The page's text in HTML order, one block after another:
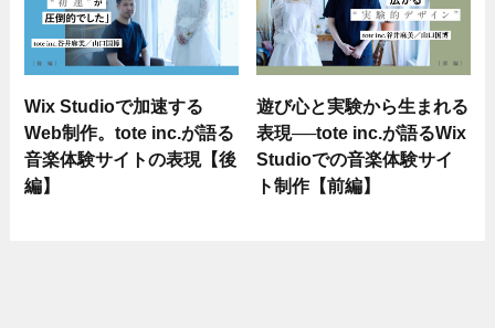
Wix Studioで加速する
Web制作。tote inc.が語る
音楽体験サイトの表現【後
編】
遊び心と実験から生まれる
表現──tote inc.が語るWix
Studioでの音楽体験サイ
ト制作【前編】